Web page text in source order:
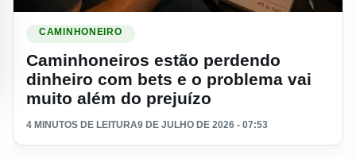
CAMINHONEIRO
Caminhoneiros estão perdendo
dinheiro com bets e o problema vai
muito além do prejuízo
4 MINUTOS DE LEITURA9 DE JULHO DE 2026 - 07:53